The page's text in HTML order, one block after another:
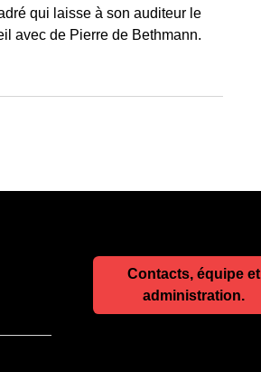
qui laisse à son auditeur le
avec de Pierre de Bethmann.
Contacts, équipe et
administration.